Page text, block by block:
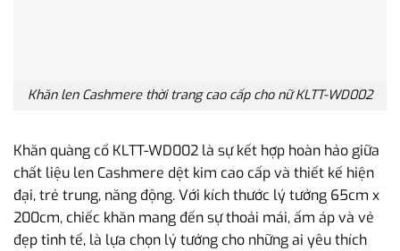
Khăn len Cashmere thời trang cao cấp cho nữ KLTT-WD002
Khăn quàng cổ KLTT-WD002 là sự kết hợp hoàn hảo giữa
chất liệu len Cashmere dệt kim cao cấp và thiết kế hiện
đại, trẻ trung, năng động. Với kích thước lý tưởng 65cm x
200cm, chiếc khăn mang đến sự thoải mái, ấm áp và vẻ
đẹp tinh tế, là lựa chọn lý tưởng cho những ai yêu thích